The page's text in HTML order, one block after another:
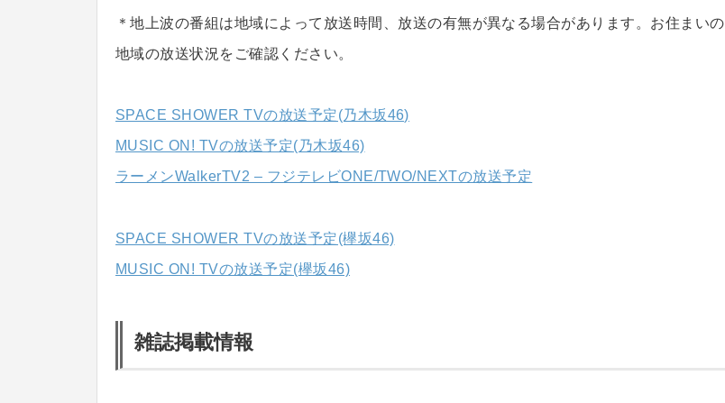
＊地上波の番組は地域によって放送時間、放送の有無が異なる場合があります。お住まいの
地域の放送状況をご確認ください。
SPACE SHOWER TVの放送予定(乃木坂46)
MUSIC ON! TVの放送予定(乃木坂46)
ラーメンWalkerTV2 – フジテレビONE/TWO/NEXTの放送予定
SPACE SHOWER TVの放送予定(欅坂46)
MUSIC ON! TVの放送予定(欅坂46)
雑誌掲載情報